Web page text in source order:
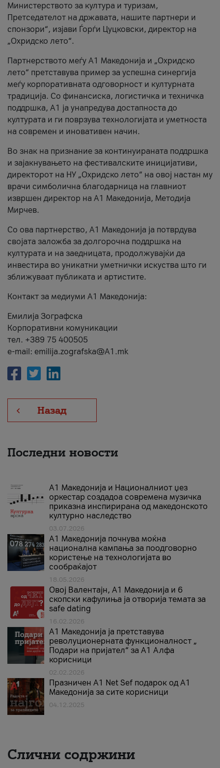
Министерството за култура и туризам,
Претседателот на државата, нашите партнери и
спонзори“, изјави Ѓорѓи Цуцковски, директор на
„Охридско лето“.
Партнерството меѓу A1 Македонија и „Охридско
лето“ претставува пример за успешна синергија
меѓу корпоративната одговорност и културната
традиција. Со финансиска, логистичка и техничка
поддршка, A1 ја унапредува достапноста до
културата и ги поврзува технологијата и уметноста
на современ и иновативен начин.
Во знак на признание за континуираната поддршка
и зајакнувањето на фестивалските иницијативи,
директорот на НУ „Охридско лето“ на овој настан му
врачи симболична благодарница на главниот
извршен директор на A1 Македонија, Методија
Мирчев.
Со ова партнерство, A1 Македонија ја потврдува
својата заложба за долгорочна поддршка на
културата и на заедницата, продолжувајќи да
инвестира во уникатни уметнички искуства што ги
зближуваат публиката и артистите.
Контакт за медиуми А1 Македонија:
Емилија Зографска
Корпоративни комуникации
тел. +389 75 400505
e-mail: emilija.zografska@A1.mk
Назад
Последни новости
А1 Македонија и Националниот џез
оркестар создадоа современа музичка
приказна инспирирана од македонското
културно наследство
03.07.2026
A1 Македонија почнува моќна
национална кампања за поодговорно
користење на технологијата во
сообраќајот
18.05.2026
Овој Валентајн, A1 Македонија и 6
скопски кафулиња ја отворија темата за
safe dating
16.02.2026
А1 Македонија ја претставува
револуционерната функционалност „
Подари на пријател“ за А1 Алфа
корисници
02.02.2026
Празничен A1 Net Sеf подарок од А1
Македонија за сите корисници
04.12.2025
Слични содржини